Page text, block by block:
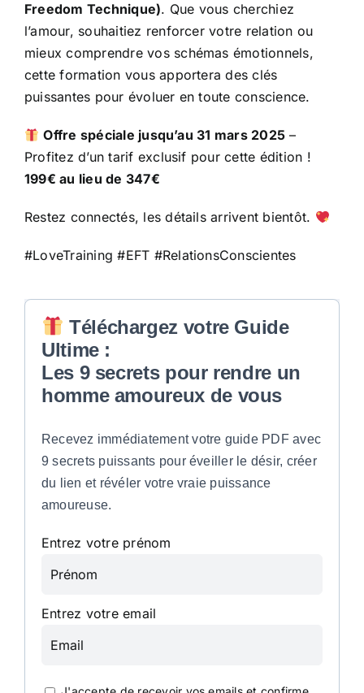
Freedom Technique). Que vous cherchiez
l’amour, souhaitiez renforcer votre relation ou
mieux comprendre vos schémas émotionnels,
cette formation vous apportera des clés
puissantes pour évoluer en toute conscience.
Offre spéciale jusqu’au 31 mars 2025 –
Profitez d’un tarif exclusif pour cette édition !
199€ au lieu de 347€
Restez connectés, les détails arrivent bientôt.
#LoveTraining #EFT #RelationsConscientes
Téléchargez votre Guide
Ultime :
Les 9 secrets pour rendre un
homme amoureux de vous
Recevez immédiatement votre guide PDF avec
9 secrets puissants pour éveiller le désir, créer
du lien et révéler votre vraie puissance
amoureuse.
Entrez votre prénom
Entrez votre email